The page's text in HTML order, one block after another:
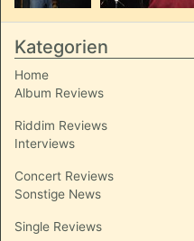
Kategorien
Home
Album Reviews
Riddim Reviews
Interviews
Concert Reviews
Sonstige News
Single Reviews